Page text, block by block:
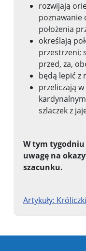
rozwijają
poznawanie
położenia
określają
przestrzeni;
przed, za,
będą lepić z
przeliczają
szlaczek z
W tym tygodniu
uwagę na
szacunku.
Artykuły: Króliczki